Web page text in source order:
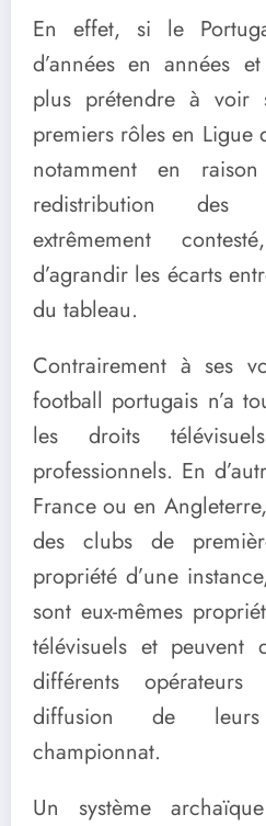
En effet, si le
d’années en années
plus prétendre à voir
premiers rôles en Ligue
notamment en
redistribution des
extrêmement
d’agrandir les écarts
du tableau.
Contrairement à ses
football portugais n’a
les droits
professionnels. En
France ou en
des clubs de
propriété d’une
sont eux-mêmes
télévisuels et peuvent
différents
diffusion de
championnat.
Un système